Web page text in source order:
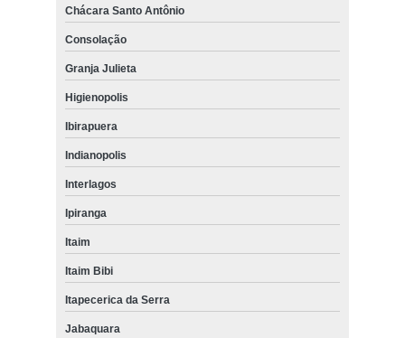
Chácara Santo Antônio
Consolação
Granja Julieta
Higienopolis
Ibirapuera
Indianopolis
Interlagos
Ipiranga
Itaim
Itaim Bibi
Itapecerica da Serra
Jabaquara